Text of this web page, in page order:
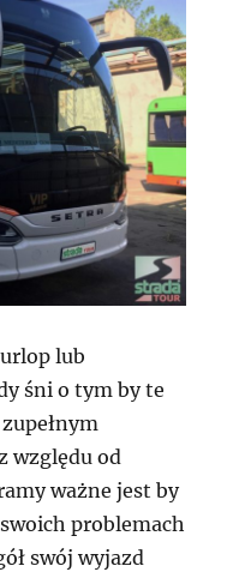
lub
śni o tym by te
względu od
ważne jest by
problemach
swój wyjazd